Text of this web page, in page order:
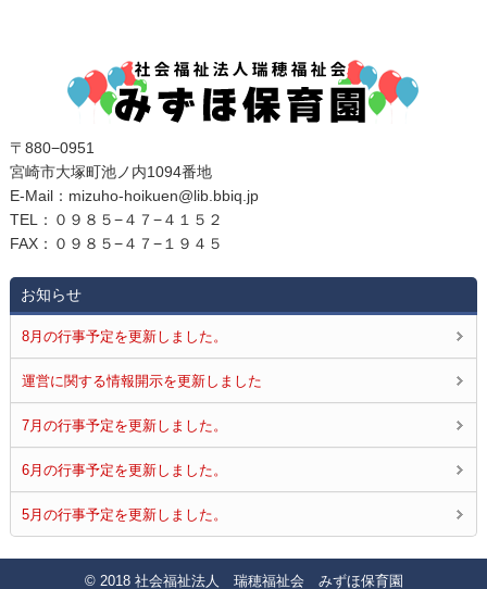
〒880−0951
宮崎市大塚町池ノ内1094番地
E‐Mail：mizuho-hoikuen@lib.bbiq.jp
TEL：０９８５−４７−４１５２
FAX：０９８５−４７−１９４５
お知らせ
8月の行事予定を更新しました。
運営に関する情報開示を更新しました
7月の行事予定を更新しました。
6月の行事予定を更新しました。
5月の行事予定を更新しました。
© 2018 社会福祉法人 瑞穂福祉会 みずほ保育園